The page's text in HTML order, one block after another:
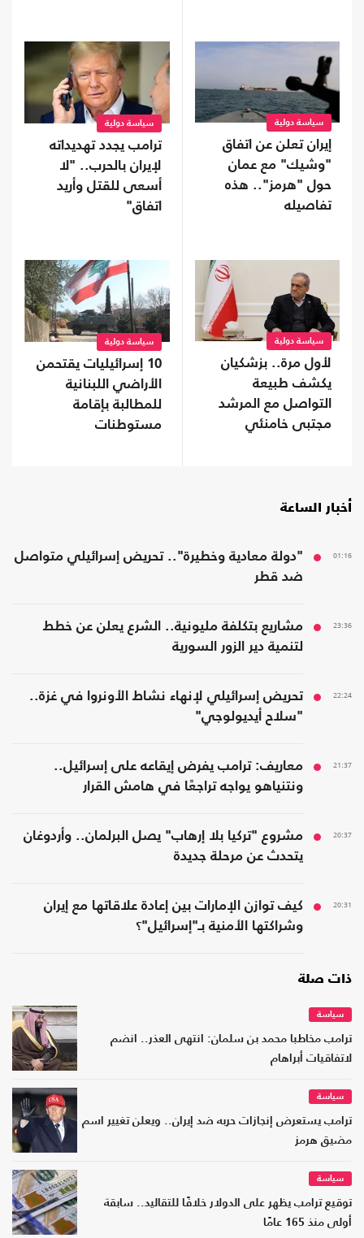
سياسة دولية
إيران تعلن عن اتفاق
"وشيك" مع عمان
حول "هرمز".. هذه
تفاصيله
سياسة دولية
ترامب يجدد تهديداته
لإيران بالحرب.. "لا
أسعى للقتل وأريد
اتفاق"
سياسة دولية
لأول مرة.. بزشكيان
يكشف طبيعة
التواصل مع المرشد
مجتبى خامنئي
سياسة دولية
10 إسرائيليات يقتحمن
الأراضي اللبنانية
للمطالبة بإقامة
مستوطنات
أخبار الساعة
01:16
"دولة معادية وخطيرة".. تحريض إسرائيلي متواصل
ضد قطر
23:36
مشاريع بتكلفة مليونية.. الشرع يعلن عن خطط
لتنمية دير الزور السورية
22:24
تحريض إسرائيلي لإنهاء نشاط الأونروا في غزة..
"سلاح أيديولوجي"
21:37
معاريف: ترامب يفرض إيقاعه على إسرائيل..
ونتنياهو يواجه تراجعًا في هامش القرار
20:37
مشروع "تركيا بلا إرهاب" يصل البرلمان.. وأردوغان
يتحدث عن مرحلة جديدة
20:31
كيف توازن الإمارات بين إعادة علاقاتها مع إيران
وشراكتها الأمنية بـ"إسرائيل"؟
ذات صلة
سياسة
ترامب مخاطبا محمد بن سلمان: انتهى العذر.. انضم
لاتفاقيات أبراهام
سياسة
ترامب يستعرض إنجازات حربه ضد إيران.. ويعلن تغيير اسم
مضيق هرمز
سياسة
توقيع ترامب يظهر على الدولار خلافًا للتقاليد.. سابقة
أولى منذ 165 عامًا